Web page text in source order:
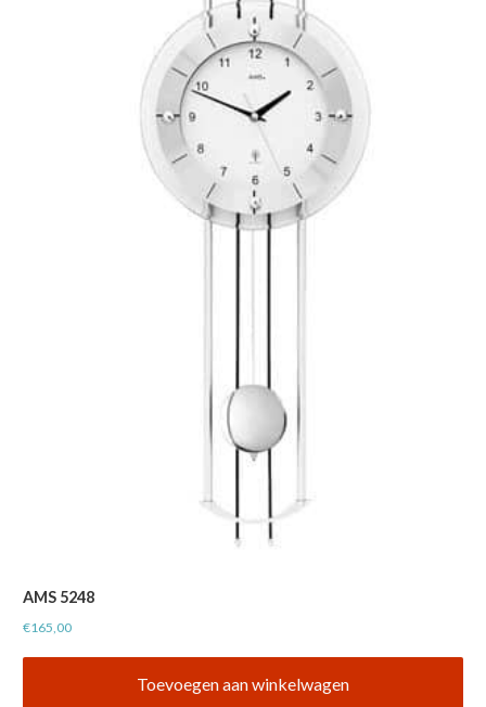
AMS 5248
€165,00
Toevoegen aan winkelwagen